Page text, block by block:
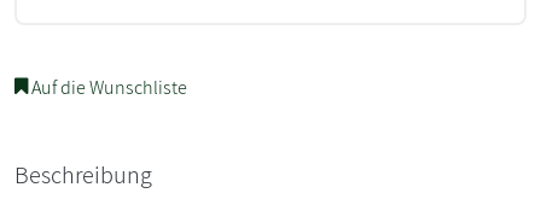
Auf die Wunschliste
Beschreibung